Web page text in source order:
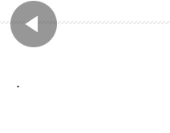
.